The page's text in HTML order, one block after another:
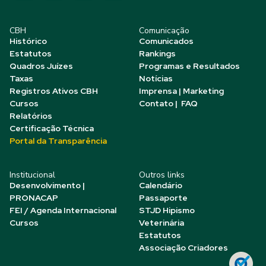
CBH
Histórico
Estatutos
Quadros Juízes
Taxas
Registros Ativos CBH
Cursos
Relatórios
Certificação Técnica
Portal da Transparência
Comunicação
Comunicados
Rankings
Programas e Resultados
Notícias
Imprensa | Marketing
Contato | FAQ
Institucional
Desenvolvimento |
PRONACAP
FEI / Agenda Internacional
Cursos
Outros links
Calendário
Passaporte
STJD Hipismo
Veterinária
Estatutos
Associação Criadores